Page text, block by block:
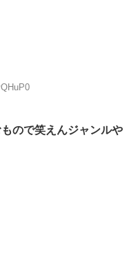
ので笑えんジャンルや